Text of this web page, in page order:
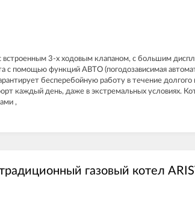
встроенным 3-х ходовым клапаном, с большим
с помощью функций АВТО (погодозависимая
бесперебойную работу в течение долгого
каждый день, даже в экстремальных условиях.
,
газовый котел